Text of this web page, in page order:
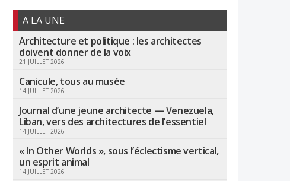
A LA UNE
Architecture et politique : les architectes
doivent donner de la voix
21 JUILLET 2026
Canicule, tous au musée
14 JUILLET 2026
Journal d’une jeune architecte — Venezuela,
Liban, vers des architectures de l’essentiel
14 JUILLET 2026
« In Other Worlds », sous l’éclectisme vertical,
un esprit animal
14 JUILLET 2026